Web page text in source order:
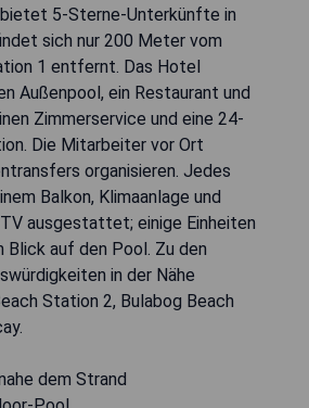
5-Sterne-Unterkünfte in
sich nur 200 Meter vom
1 entfernt. Das Hotel
Außenpool, ein Restaurant und
Zimmerservice und eine 24-
Die Mitarbeiter vor Ort
organisieren. Jedes
Balkon, Klimaanlage und
ausgestattet; einige Einheiten
Blick auf den Pool. Zu den
in der Nähe
Station 2, Bulabog Beach
dem Strand